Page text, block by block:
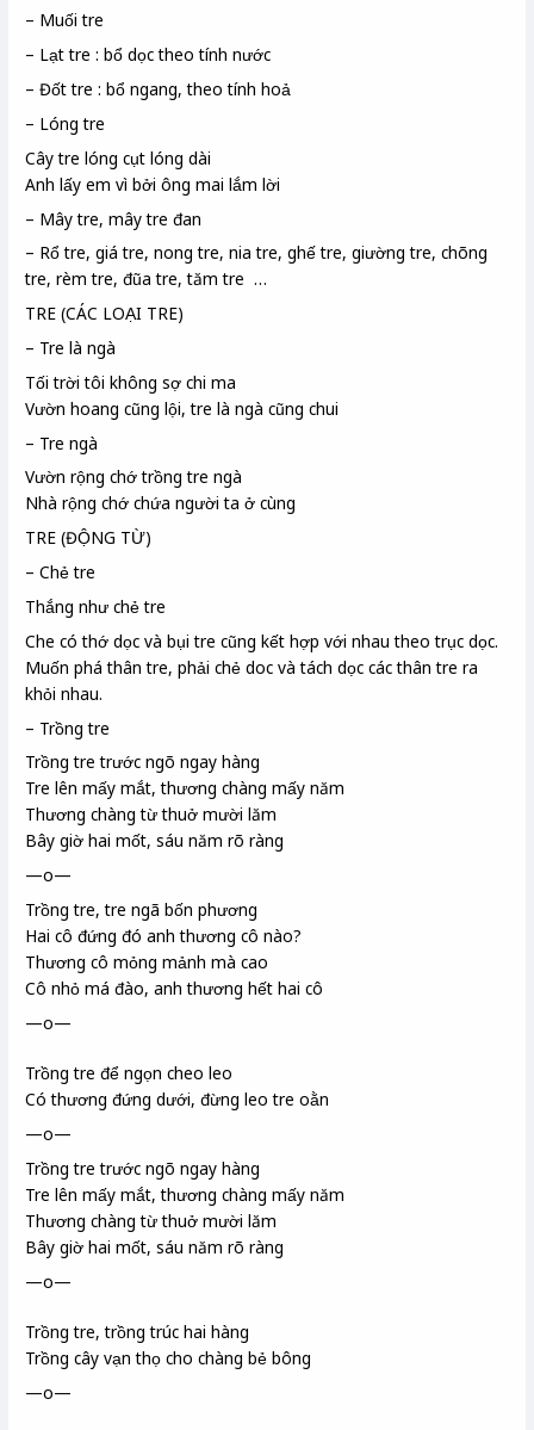
– Muối tre
– Lạt tre : bổ dọc theo tính nước
– Đốt tre : bổ ngang, theo tính hoả
– Lóng tre
Cây tre lóng cụt lóng dài
Anh lấy em vì bởi ông mai lắm lời
– Mây tre, mây tre đan
– Rổ tre, giá tre, nong tre, nia tre, ghế tre, giường tre, chõng
tre, rèm tre, đũa tre, tăm tre …
TRE (CÁC LOẠI TRE)
– Tre là ngà
Tối trời tôi không sợ chi ma
Vườn hoang cũng lội, tre là ngà cũng chui
– Tre ngà
Vườn rộng chớ trồng tre ngà
Nhà rộng chớ chứa người ta ở cùng
TRE (ĐỘNG TỪ)
– Chẻ tre
Thắng như chẻ tre
Che có thớ dọc và bụi tre cũng kết hợp với nhau theo trục dọc.
Muốn phá thân tre, phải chẻ doc và tách dọc các thân tre ra
khỏi nhau.
– Trồng tre
Trồng tre trước ngõ ngay hàng
Tre lên mấy mắt, thương chàng mấy năm
Thương chàng từ thuở mười lăm
Bây giờ hai mốt, sáu năm rõ ràng
—o—
Trồng tre, tre ngã bốn phương
Hai cô đứng đó anh thương cô nào?
Thương cô mỏng mảnh mà cao
Cô nhỏ má đào, anh thương hết hai cô
—o—
Trồng tre để ngọn cheo leo
Có thương đứng dưới, đừng leo tre oằn
—o—
Trồng tre trước ngõ ngay hàng
Tre lên mấy mắt, thương chàng mấy năm
Thương chàng từ thuở mười lăm
Bây giờ hai mốt, sáu năm rõ ràng
—o—
Trồng tre, trồng trúc hai hàng
Trồng cây vạn thọ cho chàng bẻ bông
—o—